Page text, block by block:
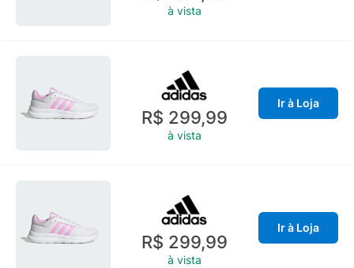
à vista
R$ 299,99
à vista
Ir à Loja
R$ 299,99
à vista
Ir à Loja